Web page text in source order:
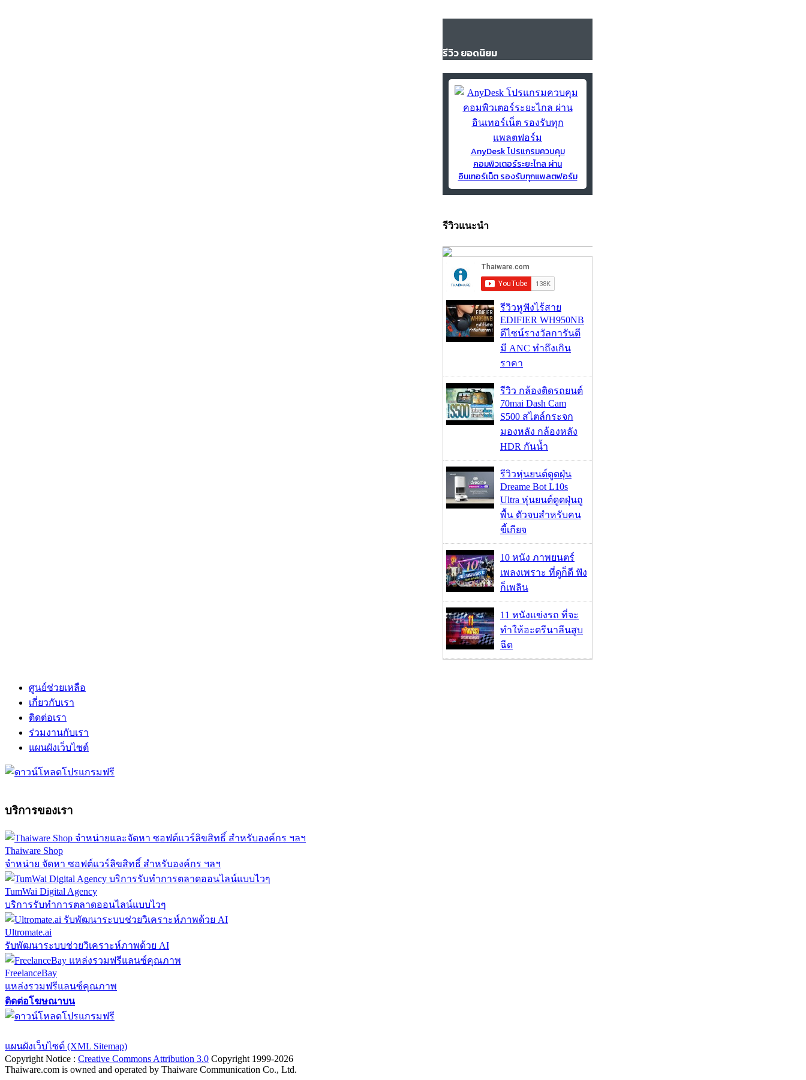
รีวิว ยอดนิยม
AnyDesk โปรแกรมควบคุม
คอมพิวเตอร์ระยะไกล ผ่าน
อินเทอร์เน็ต รองรับทุกแพลตฟอร์ม
รีวิวแนะนำ
รีวิวหูฟังไร้สาย
EDIFIER WH950NB
ดีไซน์รางวัลการันตี
มี ANC ทำถึงเกิน
ราคา
รีวิว กล้องติดรถยนต์
70mai Dash Cam
S500 สไตล์กระจก
มองหลัง กล้องหลัง
HDR กันน้ำ
รีวิวหุ่นยนต์ดูดฝุ่น
Dreame Bot L10s
Ultra หุ่นยนต์ดูดฝุ่นถู
พื้น ตัวจบสำหรับคน
ขี้เกียจ
10 หนัง ภาพยนตร์
เพลงเพราะ ที่ดูก็ดี ฟัง
ก็เพลิน
11 หนังแข่งรถ ที่จะ
ทำให้อะดรีนาลีนสูบ
ฉีด
ศูนย์ช่วยเหลือ
เกี่ยวกับเรา
ติดต่อเรา
ร่วมงานกับเรา
แผนผังเว็บไซต์
บริการของเรา
Thaiware Shop
จำหน่าย จัดหา ซอฟต์แวร์ลิขสิทธิ์ สำหรับองค์กร ฯลฯ
TumWai Digital Agency
บริการรับทำการตลาดออนไลน์แบบไวๆ
Ultromate.ai
รับพัฒนาระบบช่วยวิเคราะห์ภาพด้วย AI
FreelanceBay
แหล่งรวมฟรีแลนซ์คุณภาพ
ติดต่อโฆษณาบน
แผนผังเว็บไซต์ (XML Sitemap)
Copyright Notice : Creative Commons Attribution 3.0 Copyright 1999-2026
Thaiware.com is owned and operated by Thaiware Communication Co., Ltd.